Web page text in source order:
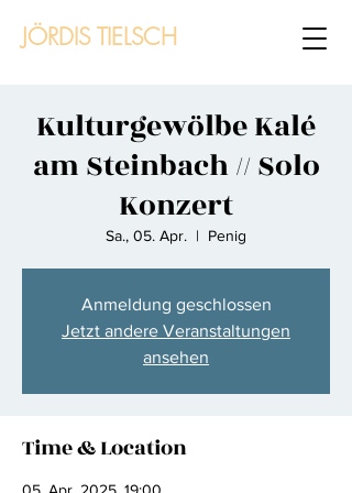
JÖRDIS TIELSCH
Kulturgewölbe Kalé
am Steinbach // Solo
Konzert
Sa., 05. Apr.
  |
Penig
Anmeldung geschlossen
Jetzt andere Veranstaltungen
ansehen
Time & Location